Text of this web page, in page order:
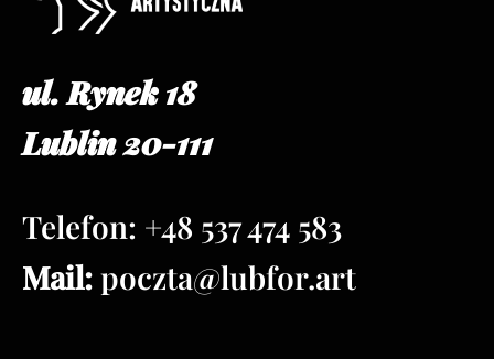
ul. Rynek 18
Lublin 20-111
Telefon: +48 537 474 583
Mail:poczta@lubfor.art